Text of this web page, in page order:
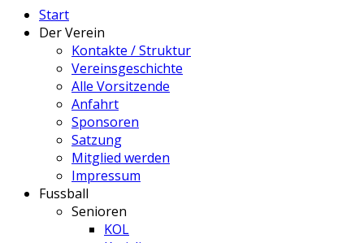
Start
Der Verein
Kontakte / Struktur
Vereinsgeschichte
Alle Vorsitzende
Anfahrt
Sponsoren
Satzung
Mitglied werden
Impressum
Fussball
Senioren
KOL